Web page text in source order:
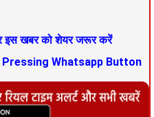
इस खबर को शेयर जरूर करें
Pressing Whatsapp Button